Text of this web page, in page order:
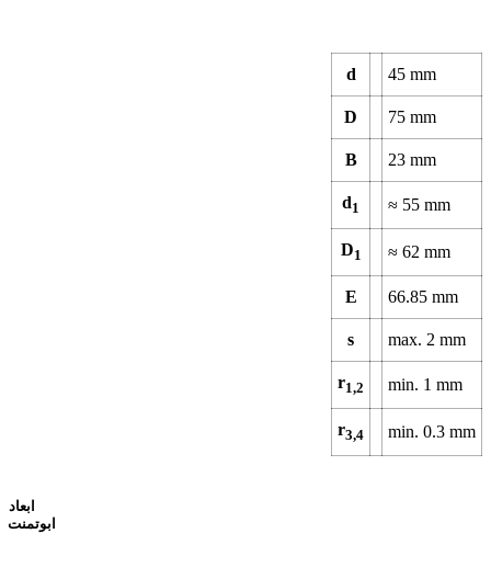
d 45 mm
D 75 mm
B 23 mm
d1 ≈ 55 mm
D1 ≈ 62 mm
E 66.85 mm
s max. 2 mm
r1,2 min. 1 mm
r3,4 min. 0.3 mm
ابعاد
ابوتمنت